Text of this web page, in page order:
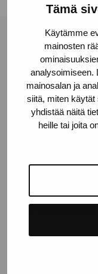
Tämä
Käytämme
mainosten
analysoimiseen.
mainosalan ja
siitä, miten
yhdistää näitä
heille tai joita
Gustav Wasas
10600 Ekenäs
+358 (0)50 371
Kontakta oss